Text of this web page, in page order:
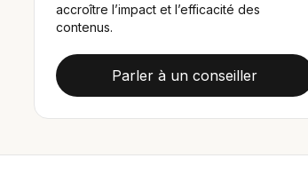
accroître l’impact et l’efficacité des
contenus.
Parler à un conseiller